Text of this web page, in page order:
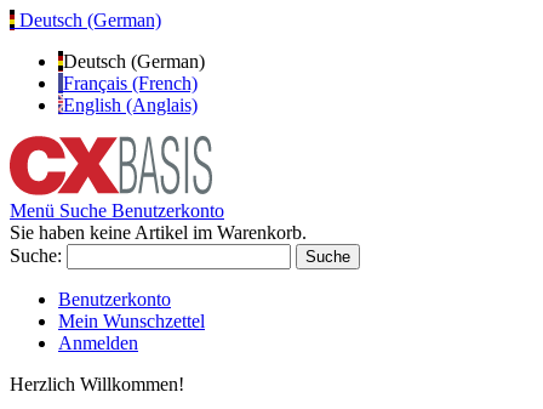
Deutsch (German)
Deutsch (German)
Français (French)
English (Anglais)
Menü Suche Benutzerkonto
Sie haben keine Artikel im Warenkorb.
Suche:
Suche
Benutzerkonto
Mein Wunschzettel
Anmelden
Herzlich Willkommen!